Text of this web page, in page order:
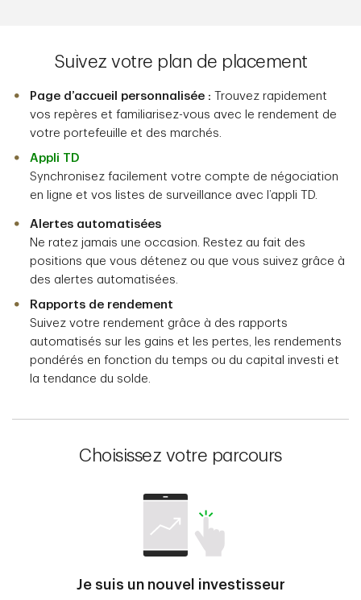
Suivez votre plan de placement
Page d’accueil personnalisée : Trouvez rapidement
vos repères et familiarisez-vous avec le rendement de
votre portefeuille et des marchés.
Appli TD
Synchronisez facilement votre compte de négociation
en ligne et vos listes de surveillance avec l’appli TD.
Alertes automatisées
Ne ratez jamais une occasion. Restez au fait des
positions que vous détenez ou que vous suivez grâce à
des alertes automatisées.
Rapports de rendement
Suivez votre rendement grâce à des rapports
automatisés sur les gains et les pertes, les rendements
pondérés en fonction du temps ou du capital investi et
la tendance du solde.
Choisissez votre parcours
Je suis un nouvel investisseur